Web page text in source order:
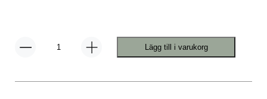
NJP
Lägg till i varukorg